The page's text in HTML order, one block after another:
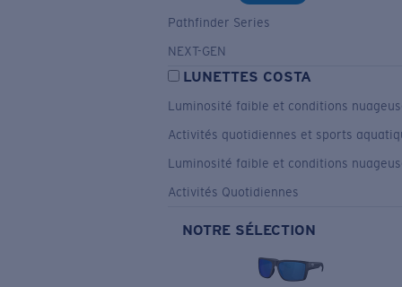
Pathfinder Series
NEXT-GEN
LUNETTES COSTA
Luminosité faible et conditions
Activités quotidiennes et sports
Luminosité faible et conditions
Activités Quotidiennes
NOTRE SÉLECTION